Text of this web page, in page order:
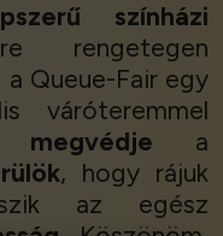
színházi
rengetegen
Queue-Fair egy
váróteremmel
megvédje a
, hogy rájuk
az egész